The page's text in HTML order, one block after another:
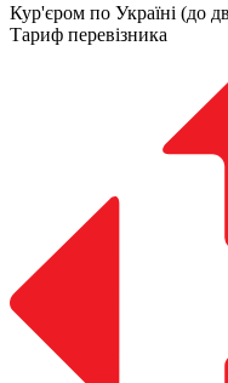
Кур'єром по Україні (до
Тариф перевізника